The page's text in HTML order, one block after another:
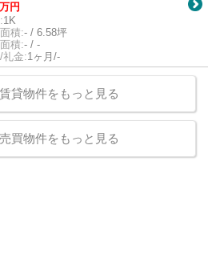
円
1K
積:- / 6.58坪
積:- / -
礼金:1ヶ月/-
貸物件をもっと見る
買物件をもっと見る